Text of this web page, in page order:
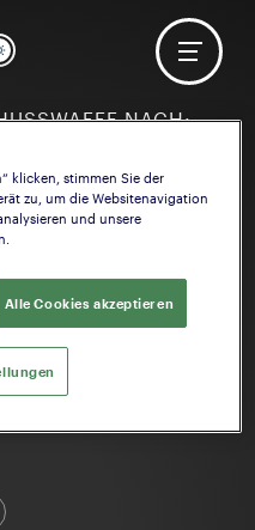
NACH:
klicken, stimmen Sie der
zu, um die Websitenavigation
und unsere
Alle Cookies akzeptieren